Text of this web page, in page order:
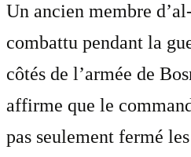
Un ancien membre
combattu pendant la
côtés de l’armée de
affirme que le
pas seulement fermé